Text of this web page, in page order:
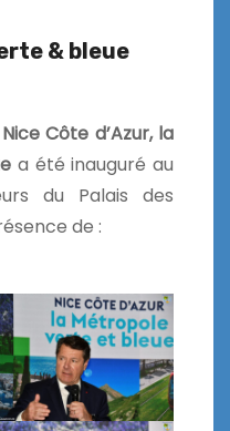
& bleue
Nice Côte d’Azur, la
a été inauguré au
du Palais des
de :